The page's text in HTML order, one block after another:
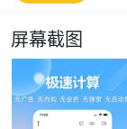
屏幕截图